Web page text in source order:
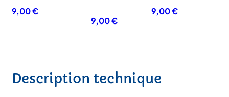
9,00€
9,00€
9,00€
Description technique